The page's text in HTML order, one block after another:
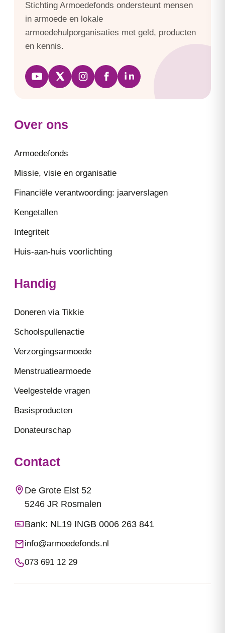
Stichting Armoedefonds ondersteunt mensen
in armoede en lokale
armoedehulporganisaties met geld, producten
en kennis.
Over ons
Armoedefonds
Missie, visie en organisatie
Financiële verantwoording: jaarverslagen
Kengetallen
Integriteit
Huis-aan-huis voorlichting
Handig
Doneren via Tikkie
Schoolspullenactie
Verzorgingsarmoede
Menstruatiearmoede
Veelgestelde vragen
Basisproducten
Donateurschap
Contact
De Grote Elst 52
5246 JR Rosmalen
Bank: NL19 INGB 0006 263 841
info@armoedefonds.nl
073 691 12 29